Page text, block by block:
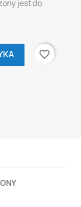
jest do
favorite_border